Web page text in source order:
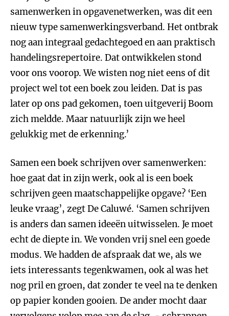
samenwerken in opgavenetwerken, was dit een
nieuw type samenwerkingsverband. Het ontbrak
nog aan integraal gedachtegoed en aan praktisch
handelingsrepertoire. Dat ontwikkelen stond
voor ons voorop. We wisten nog niet eens of dit
project wel tot een boek zou leiden. Dat is pas
later op ons pad gekomen, toen uitgeverij Boom
zich meldde. Maar natuurlijk zijn we heel
gelukkig met de erkenning.’
Samen een boek schrijven over samenwerken:
hoe gaat dat in zijn werk, ook al is een boek
schrijven geen maatschappelijke opgave? ‘Een
leuke vraag’, zegt De Caluwé. ‘Samen schrijven
is anders dan samen ideeën uitwisselen. Je moet
echt de diepte in. We vonden vrij snel een goede
modus. We hadden de afspraak dat we, als we
iets interessants tegenkwamen, ook al was het
nog pril en groen, dat zonder te veel na te denken
op papier konden gooien. De ander mocht daar